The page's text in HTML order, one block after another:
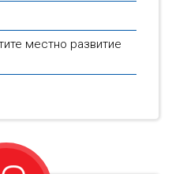
местно развитие